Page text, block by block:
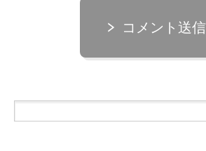
コメント送信